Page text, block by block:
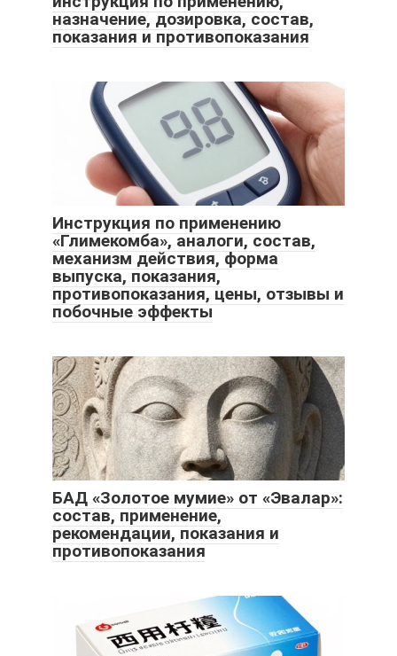
назначение, дозировка, состав,
показания и противопоказания
Инструкция по применению
«Глимекомба», аналоги, состав,
механизм действия, форма
выпуска, показания,
противопоказания, цены, отзывы и
побочные эффекты
БАД «Золотое мумие» от «Эвалар»:
состав, применение,
рекомендации, показания и
противопоказания